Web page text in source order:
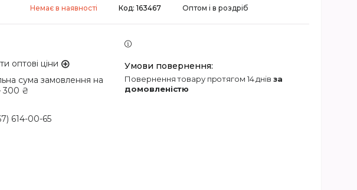
Немає в наявності Оптом і в роздріб
Код: 163467
оптові ціни
сума замовлення на
300 ₴
614-00-65
повернення товару протягом 14 днів за
домовленістю